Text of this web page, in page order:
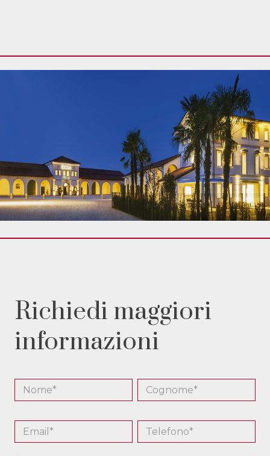
Richiedi maggiori
informazioni